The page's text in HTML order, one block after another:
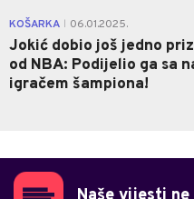
KOŠARKA 06.01.2025.
Jokić dobio još jedno
od NBA: Podijelio ga sa
igračem šampiona!